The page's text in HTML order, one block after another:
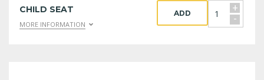
CHILD SEAT
MORE INFORMATION
+
-
ADD